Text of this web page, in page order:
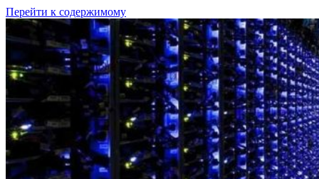
Перейти к содержимому